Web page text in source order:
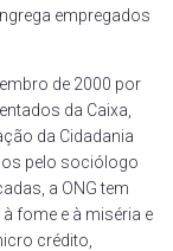
empregados
de 2000 por
da Caixa,
da Cidadania
pelo sociólogo
a ONG tem
fome e à miséria e
crédito,